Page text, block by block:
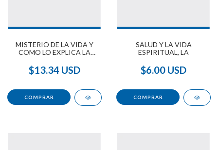
MISTERIO DE LA VIDA Y
COMO LO EXPLICA LA
$13.34 USD
SALUD Y LA VIDA
ESPIRITUAL, LA
$6.00 USD